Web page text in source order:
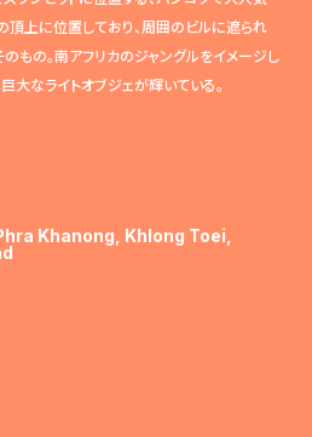
頂上に位置しており、周囲のビルに遮られ
もの。南アフリカのジャングルをイメージし
大なライトオブジェが輝いている。
Khanong, Khlong Toei,